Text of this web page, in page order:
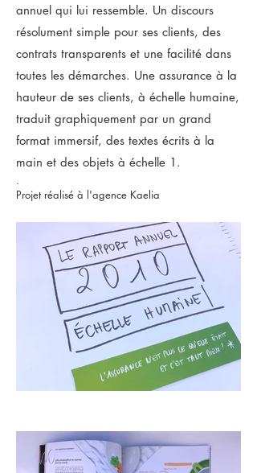
annuel qui lui ressemble. Un discours
résolument simple pour ses clients, des
contrats transparents et une facilité dans
toutes les démarches. Une assurance à la
hauteur de ses clients, à échelle humaine,
traduit graphiquement par un grand
format immersif, des textes écrits à la
main et des objets à échelle 1.
.
Projet réalisé à l'agence Kaelia